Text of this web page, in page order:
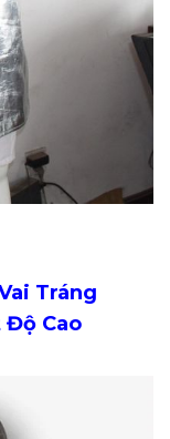
Tráng
Độ Cao